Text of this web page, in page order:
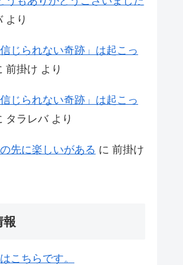
より
じられない奇跡」は起こっ
前掛け より
じられない奇跡」は起こっ
タラレバより
先に楽しいがある に 前掛け
報
こちらです。